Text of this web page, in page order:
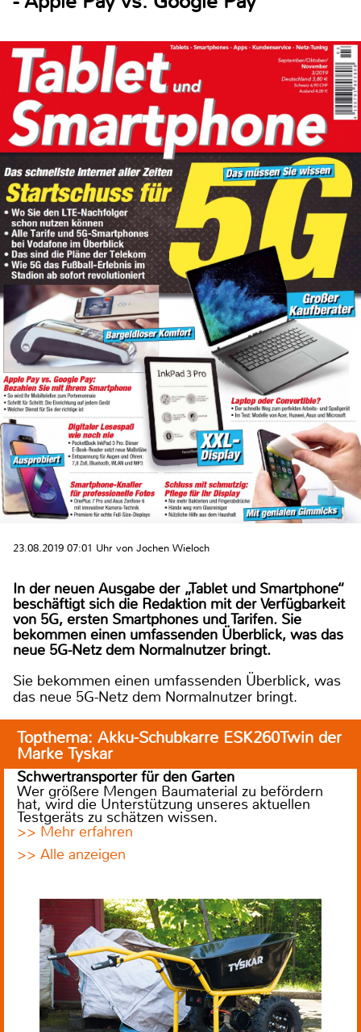
23.08.2019 07:01 Uhr von Jochen Wieloch
In der neuen Ausgabe der „Tablet und Smartphone“
beschäftigt sich die Redaktion mit der Verfügbarkeit
von 5G, ersten Smartphones und Tarifen. Sie
bekommen einen umfassenden Überblick, was das
neue 5G-Netz dem Normalnutzer bringt.
Sie bekommen einen umfassenden Überblick, was
das neue 5G-Netz dem Normalnutzer bringt.
Topthema: Akku-Schubkarre ESK260Twin der
Marke Tyskar
Schwertransporter für den Garten
Wer größere Mengen Baumaterial zu befördern
hat, wird die Unterstützung unseres aktuellen
Testgeräts zu schätzen wissen.
>> Mehr erfahren
>> Alle anzeigen